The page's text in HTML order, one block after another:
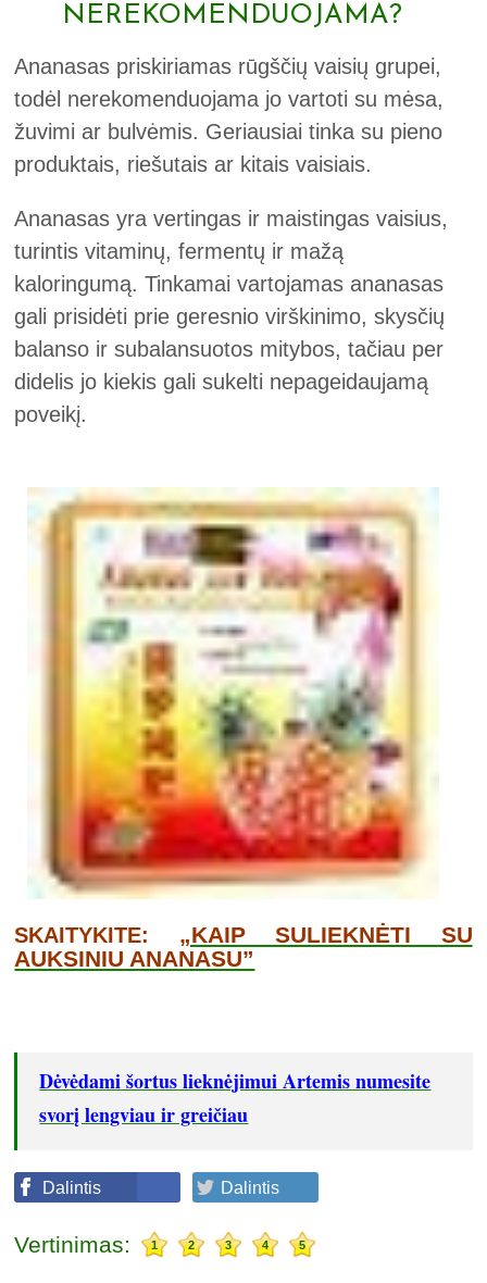
NEREKOMENDUOJAMA?
Ananasas priskiriamas rūgščių vaisių grupei,
todėl nerekomenduojama jo vartoti su mėsa,
žuvimi ar bulvėmis. Geriausiai tinka su pieno
produktais, riešutais ar kitais vaisiais.
Ananasas yra vertingas ir maistingas vaisius,
turintis vitaminų, fermentų ir mažą
kaloringumą. Tinkamai vartojamas ananasas
gali prisidėti prie geresnio virškinimo, skysčių
balanso ir subalansuotos mitybos, tačiau per
didelis jo kiekis gali sukelti nepageidaujamą
poveikį.
SKAITYKITE: „KAIP SULIEKNĖTI SU
AUKSINIU ANANASU”
Dėvėdami šortus lieknėjimui Artemis numesite
svorį lengviau ir greičiau
Dalintis Dalintis
Vertinimas: 1 2 3 4 5